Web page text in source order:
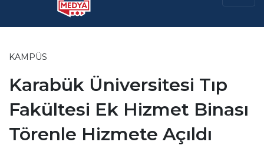
KAMPÜS
Karabük Üniversitesi Tıp
Fakültesi Ek Hizmet Binası
Törenle Hizmete Açıldı